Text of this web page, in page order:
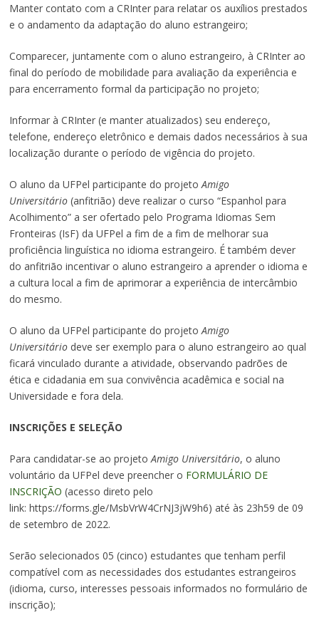
Manter contato com a CRInter para relatar os auxílios prestados
e o andamento da adaptação do aluno estrangeiro;
Comparecer, juntamente com o aluno estrangeiro, à CRInter ao
final do período de mobilidade para avaliação da experiência e
para encerramento formal da participação no projeto;
Informar à CRInter (e manter atualizados) seu endereço,
telefone, endereço eletrônico e demais dados necessários à sua
localização durante o período de vigência do projeto.
O aluno da UFPel participante do projeto Amigo
Universitário(anfitrião) deve realizar o curso “Espanhol para
Acolhimento” a ser ofertado pelo Programa Idiomas Sem
Fronteiras (IsF) da UFPel a fim de a fim de melhorar sua
proficiência linguística no idioma estrangeiro. É também dever
do anfitrião incentivar o aluno estrangeiro a aprender o idioma e
a cultura local a fim de aprimorar a experiência de intercâmbio
do mesmo.
O aluno da UFPel participante do projeto Amigo
Universitário deve ser exemplo para o aluno estrangeiro ao qual
ficará vinculado durante a atividade, observando padrões de
ética e cidadania em sua convivência acadêmica e social na
Universidade e fora dela.
INSCRIÇÕES E SELEÇÃO
Para candidatar-se ao projeto Amigo Universitário, o aluno
voluntário da UFPel deve preencher o FORMULÁRIO DE
INSCRIÇÃO (acesso direto pelo
link: https://forms.gle/MsbVrW4CrNJ3jW9h6) até às 23h59 de 09
de setembro de 2022.
Serão selecionados 05 (cinco) estudantes que tenham perfil
compatível com as necessidades dos estudantes estrangeiros
(idioma, curso, interesses pessoais informados no formulário de
inscrição);